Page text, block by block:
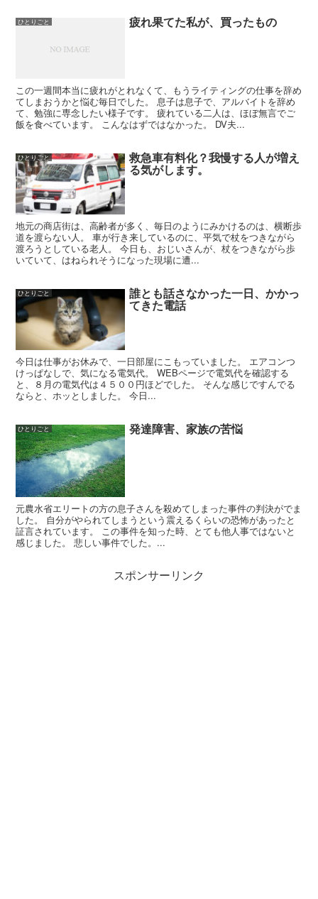
ひとりごと 疲れ果てた私が、買ったもの
この一週間本当に疲れがとれなくて、もうライティングの仕事を辞め
てしまおうかと悩む毎日でした。 息子は息子で、アルバイトを辞め
て、勉強に専念したい様子です。 疲れている二人は、ほぼ無言でご
飯を食べています。 こんなはずではなかった。 DV夫...
ひとりごと 救急車有料化？我慢する人が増え
る気がします。
地元の商店街は、高齢者が多く、毎日のようにみかけるのは、横断歩
道を渡らない人。 車が行き来しているのに、平気で杖をつきながら
渡ろうとしている老人。 今日も、おじいさんが、杖をつきながら歩
いていて、はねられそうになった現場に遭...
ひとりごと 誰とも話さなかった一日、かかっ
てきた電話
今日は仕事がお休みで、一日部屋にこもっていました。 エアコンつ
けっぱなしで、気になる電気代。 WEBページで電気代を確認する
と、８月の電気代は４５００円ほどでした。 そんな感じですんでる
ならと、ホッとしました。 今日...
ひとりごと 発達障害、家族の苦悩
元農水省エリートの方の息子さんを殺めてしまった事件の判決がでま
した。 自分がやられてしまうという震えるくらいの恐怖があったと
証言されています。 この事件を知った時、とても他人事ではないと
感じました。 悲しい事件でした。...
スポンサーリンク